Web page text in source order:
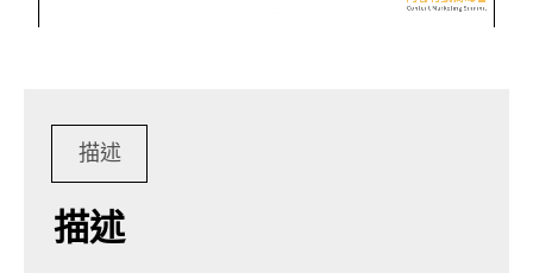
描述
描述